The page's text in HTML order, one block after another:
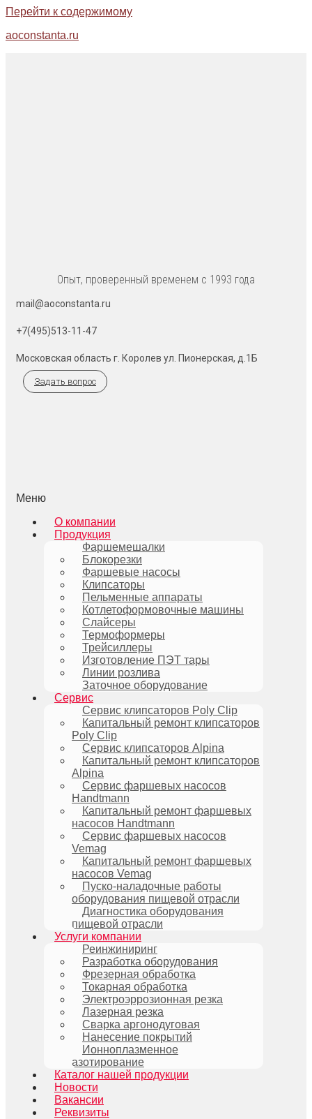
Перейти к содержимому
aoconstanta.ru
Опыт, проверенный временем с 1993 года
mail@aoconstanta.ru
+7(495)513-11-47
Московская область г. Королев ул. Пионерская, д.1Б
Задать вопрос
Меню
О компании
Продукция
Фаршемешалки
Блокорезки
Фаршевые насосы
Клипсаторы
Пельменные аппараты
Котлетоформовочные машины
Слайсеры
Термоформеры
Трейсиллеры
Изготовление ПЭТ тары
Линии розлива
Заточное оборудование
Сервис
Сервис клипсаторов Poly Clip
Капитальный ремонт клипсаторов
Poly Clip
Сервис клипсаторов Alpina
Капитальный ремонт клипсаторов
Alpina
Сервис фаршевых насосов
Handtmann
Капитальный ремонт фаршевых
насосов Handtmann
Сервис фаршевых насосов
Vemag
Капитальный ремонт фаршевых
насосов Vemag
Пуско-наладочные работы
оборудования пищевой отрасли
Диагностика оборудования
пищевой отрасли
Услуги компании
Реинжиниринг
Разработка оборудования
Фрезерная обработка
Токарная обработка
Электроэррозионная резка
Лазерная резка
Сварка аргонодуговая
Нанесение покрытий
Ионноплазменное
азотирование
Каталог нашей продукции
Новости
Вакансии
Реквизиты